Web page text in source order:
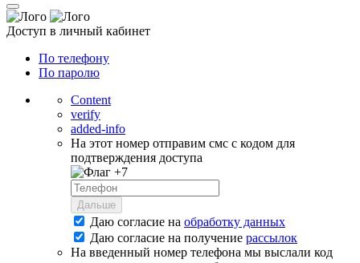
Доступ в личный кабинет
По телефону
По паролю
Content
verify
added-info
На этот номер отправим смс с кодом для
подтверждения доступа
+7
Дальше
Даю согласие на обработку данных
Даю согласие на получение рассылок
На введенный номер телефона мы выслали код